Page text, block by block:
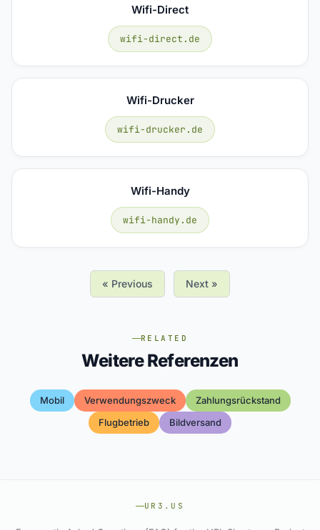
Wifi-Direct
wifi-direct.de
Wifi-Drucker
wifi-drucker.de
Wifi-Handy
wifi-handy.de
« Previous Next »
RELATED
Weitere Referenzen
Mobil Verwendungszweck
Zahlungsrückstand
Flugbetrieb
Bildversand
UR3.US